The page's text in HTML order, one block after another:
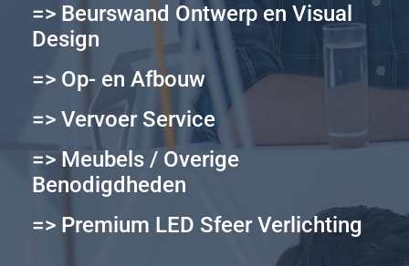
=> Beurswand Ontwerp en Visual
Design
=> Op- en Afbouw
=> Vervoer Service
=> Meubels / Overige
Benodigdheden
=> Premium LED Sfeer Verlichting